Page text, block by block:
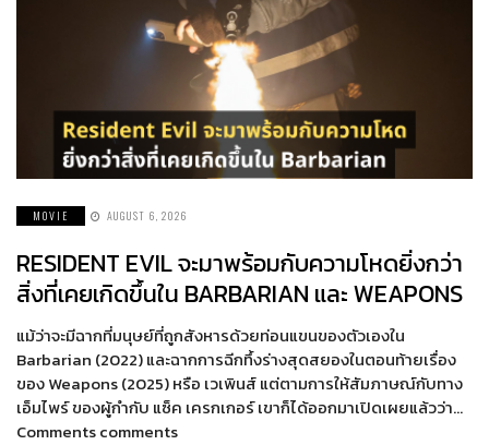
MOVIE AUGUST 6, 2026
RESIDENT EVIL จะมาพร้อมกับความโหดยิ่งกว่า
สิ่งที่เคยเกิดขึ้นใน BARBARIAN และ WEAPONS
แม้ว่าจะมีฉากที่มนุษย์ที่ถูกสังหารด้วยท่อนแขนของตัวเองใน
Barbarian (2022) และฉากการฉีกทึ้งร่างสุดสยองในตอนท้ายเรื่อง
ของ Weapons (2025) หรือ เวเพินส์ แต่ตามการให้สัมภาษณ์กับทาง
เอ็มไพร์ ของผู้กำกับ แซ็ค เครกเกอร์ เขาก็ได้ออกมาเปิดเผยแล้วว่า…
Comments comments